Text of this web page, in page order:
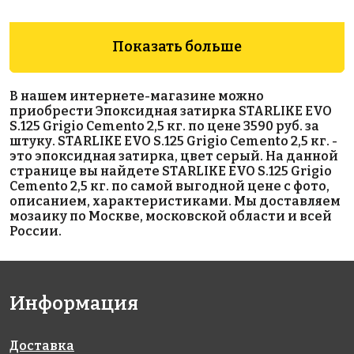
6960 руб.
эпоксидная
затирка
STARLIKE
EVO S.420
VERDE
PRATO 5 кг
2100 руб.
эпоксидная
затирка
Starlike
Defender
EVO S.320
3690 руб.
Эпоксидная
затирка
STARLIKE
EVO S.110
Grigio Perla
Показать больше
В нашем интернете-магазине можно
приобрести Эпоксидная затирка STARLIKE EVO
S.125 Grigio Cemento 2,5 кг. по цене 3590 руб. за
штуку. STARLIKE EVO S.125 Grigio Cemento 2,5 кг. -
это эпоксидная затирка, цвет серый. На данной
странице вы найдете STARLIKE EVO S.125 Grigio
Cemento 2,5 кг. по самой выгодной цене с фото,
описанием, характеристиками. Мы доставляем
мозаику по Москве, московской области и всей
России.
Информация
Доставка